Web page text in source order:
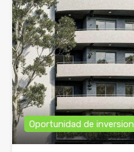
Oportunidad de inversion